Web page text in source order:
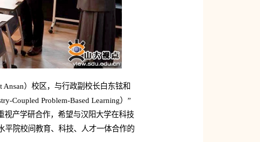
Ansan）校区，与行政副校长白东铉和
Coupled Problem-Based Learning）”
视产学研合作，希望与汉阳大学在科技
平院校间教育、科技、人才一体合作的